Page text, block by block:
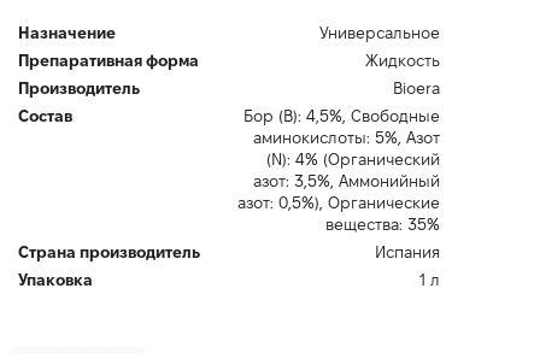
Назначение
Универсальное
Препаративная форма
Жидкость
Производитель
Bioerа
Состав
Бор (B): 4,5%, Свободные
аминокислоты: 5%, Азот
(N): 4% (Органический
азот: 3,5%, Аммонийный
азот: 0,5%), Органические
вещества: 35%
Страна производитель
Испания
Упаковка
1 л